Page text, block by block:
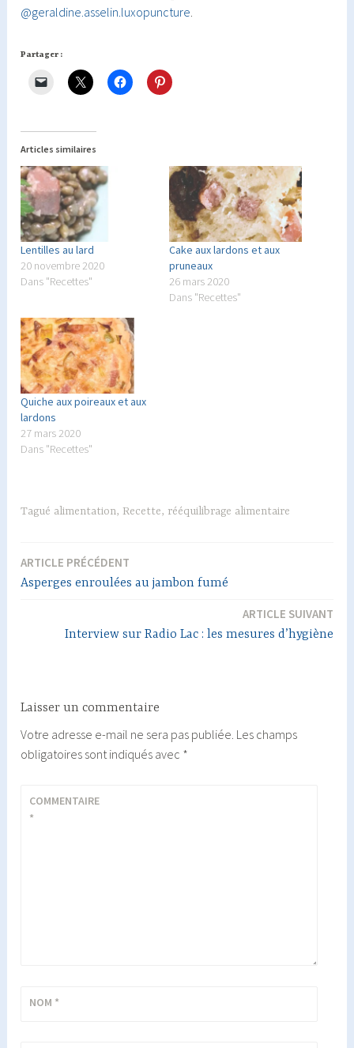
@geraldine.asselin.luxopuncture.
Partager :
Articles similaires
Lentilles au lard
20 novembre 2020
Dans "Recettes"
Cake aux lardons et aux
pruneaux
26 mars 2020
Dans "Recettes"
Quiche aux poireaux et aux
lardons
27 mars 2020
Dans "Recettes"
Tagué alimentation, Recette, rééquilibrage alimentaire
Navigation
de
ARTICLE PRÉCÉDENT
Asperges enroulées au jambon fumé
ARTICLE SUIVANT
Interview sur Radio Lac : les mesures d’hygiène
Laisser un commentaire
Votre adresse e-mail ne sera pas publiée. Les champs
obligatoires sont indiqués avec *
COMMENTAIRE
*
NOM *